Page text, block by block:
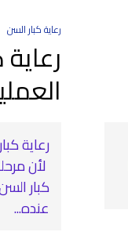
رعاية كبار السن
العمليات
لأن
كبار
عنده...